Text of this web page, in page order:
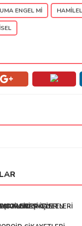
ENGEL MI